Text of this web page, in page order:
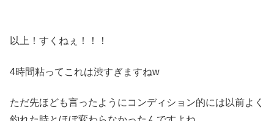
以上！すくねぇ！！！
4時間粘ってこれは渋すぎますねw
ただ先ほども言ったようにコンディション的には以前よく